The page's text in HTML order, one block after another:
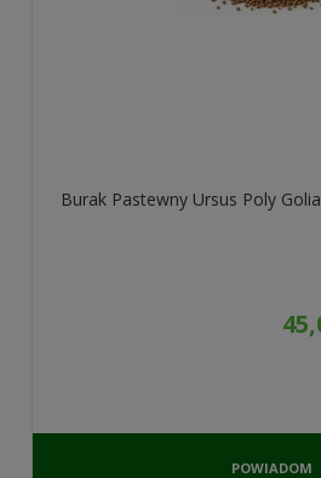
Burak Pastewny Ursus Poly
POWIADOM